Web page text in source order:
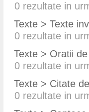
0 rezultate in
Texte > Texte
0 rezultate in
Texte > Oratii
0 rezultate in
Texte > Citate
0 rezultate in